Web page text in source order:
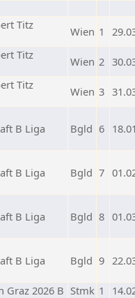
Titz
Wien 1
Titz
Wien 2
Titz
Wien 3
B Liga
Bgld 6
B Liga
Bgld 7
B Liga
Bgld 8
B Liga
Bgld 9
Graz 2026 B Stmk 1